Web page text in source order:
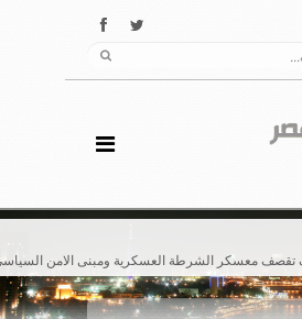
العسكرية ومبنى الامن السياسي شرق صنعاء